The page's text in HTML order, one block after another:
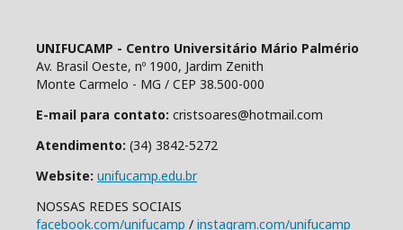
UNIFUCAMP - Centro Universitário Mário Palmério
Av. Brasil Oeste, nº 1900, Jardim Zenith
Monte Carmelo - MG / CEP 38.500-000
E-mail para contato: cristsoares@hotmail.com
Atendimento: (34) 3842-5272
Website: unifucamp.edu.br
NOSSAS REDES SOCIAIS
facebook.com/unifucamp / instagram.com/unifucamp